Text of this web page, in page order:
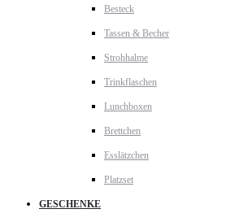
Besteck
Tassen & Becher
Strohhalme
Trinkflaschen
Lunchboxen
Brettchen
Esslätzchen
Platzset
GESCHENKE